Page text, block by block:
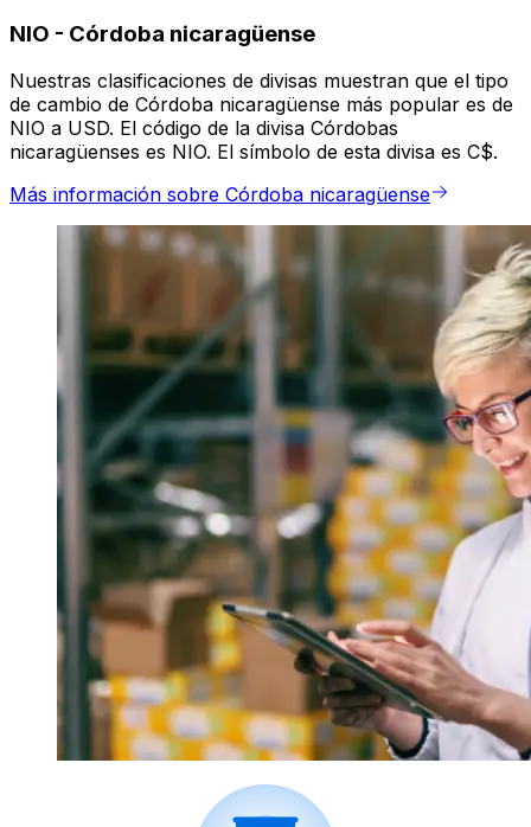
NIO - Córdoba nicaragüense
Nuestras clasificaciones de divisas muestran que el tipo
de cambio de Córdoba nicaragüense más popular es de
NIO a USD. El código de la divisa Córdobas
nicaragüenses es NIO. El símbolo de esta divisa es C$.
Más información sobre Córdoba nicaragüense